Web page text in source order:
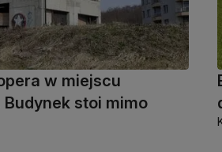
w miejscu
Budynek stoi mimo